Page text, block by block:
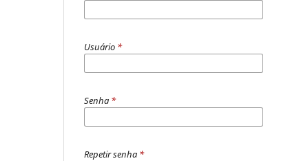
Usuário *
Senha *
Repetir senha *